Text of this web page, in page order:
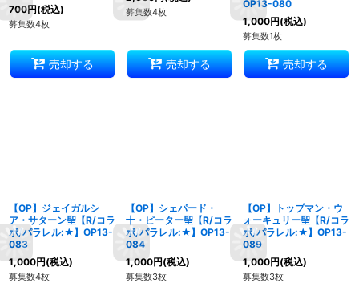
700円(税込)
募集数4枚
売却する
募集数4枚
売却する
OP13-080
1,000円(税込)
募集数1枚
売却する
【OP】ジェイガルシ
ア・サターン聖【R/コラ
ボ/パラレル:★】OP13-
083
1,000円(税込)
募集数4枚
【OP】シェパード・
十・ピーター聖【R/コラ
ボ/パラレル:★】OP13-
084
1,000円(税込)
募集数3枚
【OP】トップマン・ウ
ォーキュリー聖【R/コラ
ボ/パラレル:★】OP13-
089
1,000円(税込)
募集数3枚